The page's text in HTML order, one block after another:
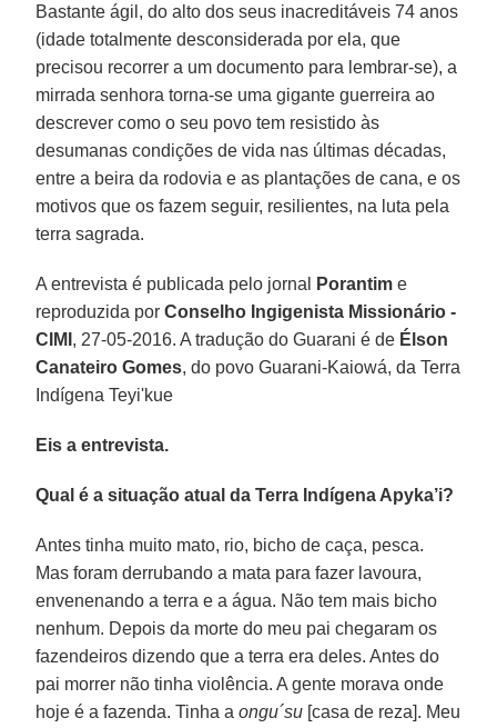
Bastante ágil, do alto dos seus inacreditáveis 74 anos
(idade totalmente desconsiderada por ela, que
precisou recorrer a um documento para lembrar-se), a
mirrada senhora torna-se uma gigante guerreira ao
descrever como o seu povo tem resistido às
desumanas condições de vida nas últimas décadas,
entre a beira da rodovia e as plantações de cana, e os
motivos que os fazem seguir, resilientes, na luta pela
terra sagrada.
A entrevista é publicada pelo jornal Porantim e
reproduzida porConselho Ingigenista Missionário -
CIMI , 27-05-2016. A tradução do Guarani é de Élson
Canateiro Gomes, do povo Guarani-Kaiowá, da Terra
Indígena Teyi'kue
Eis a entrevista.
Qual é a situação atual da Terra Indígena Apyka’i?
Antes tinha muito mato, rio, bicho de caça, pesca.
Mas foram derrubando a mata para fazer lavoura,
envenenando a terra e a água. Não tem mais bicho
nenhum. Depois da morte do meu pai chegaram os
fazendeiros dizendo que a terra era deles. Antes do
pai morrer não tinha violência. A gente morava onde
hoje é a fazenda. Tinha aongu´su [casa de reza]. Meu